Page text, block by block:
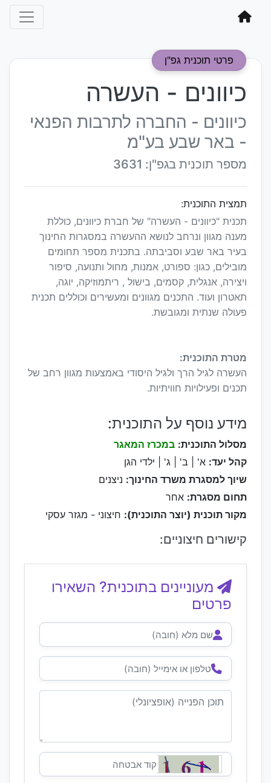
פרטי תוכנית גפ"ן
כיוונים - העשרה
כיוונים - החברה לתרבות הפנאי
- באר שבע בע"מ
מספר תוכנית בגפ"ן: 3631
תמצית התוכנית:
תכנית "כיוונים - העשרה" של חברת כיוונים, כוללת
מענה מגוון ונרחב לנושא ההעשרה במסגרות החינוך
בעיר באר שבע וסביבתה. בתכנית מספר תחומים
מובילים, כגון: ספורט, אמנות, מחול ותנועה, סיפור
ויצירה, אנגלית, קסמים, בישול , ריתמוזיקה, יוגה,
תאטרון ועוד. התכנים מגוונים ומעשירים וכוללים תכנית
פעולה שנתית ומגובשת.
מטרת התוכנית:
העשרה לגיל הרך ולגיל היסודי באמצעות מגוון רחב של
תכנים ופעילויות חוויתיות.
מידע נוסף על התוכנית:
מסלול התוכנית: במכרז המאגר
קהל יעד: א' | ב' | ג' | ילדי הגן
שיוך למסגרת משרד החינוך: ניצנים
תחום מסגרת: אחר
מקור תוכנית (יוצר התוכנית): חיצוני - מגזר עסקי
קישורים חיצוניים:
מעוניינים בתוכנית? השאירו
פרטים